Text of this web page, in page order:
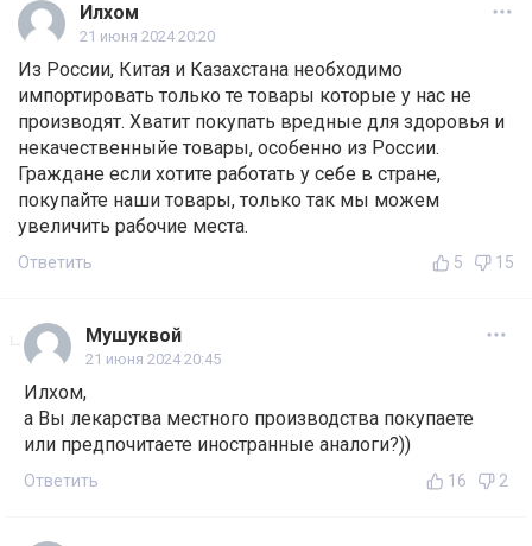
Илхом
21 июня 2024 20:20
Из России, Китая и Казахстана необходимо
импортировать только те товары которые у нас не
производят. Хватит покупать вредные для здоровья и
некачественныйе товары, особенно из России.
Граждане если хотите работать у себе в стране,
покупайте наши товары, только так мы можем
увеличить рабочие места.
Ответить 5 15
Мушуквой
21 июня 2024 20:45
Илхом,
а Вы лекарства местного производства покупаете
или предпочитаете иностранные аналоги?))
Ответить 16 2